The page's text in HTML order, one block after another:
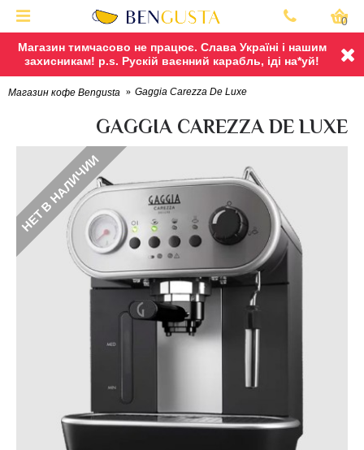
Магазин тимчасово не працює. Слава Україні і нашим
захисникам! p.s. Рускій ваєнний карабль, іді на*уй!
0
Магазин кофе Bengusta Gaggia Carezza De Luxe
GAGGIA CAREZZA DE LUXE
НЕТ В НАЛИЧИИ